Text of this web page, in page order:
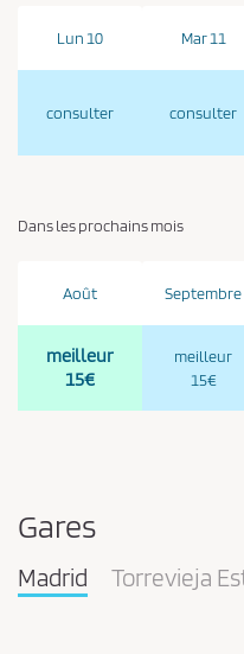
Lun 10
consulter
Mar 11
consulter
Dans les prochains mois
Août
meilleur
15€
Septembre
meilleur
15€
Gares
Madrid Torrevieja